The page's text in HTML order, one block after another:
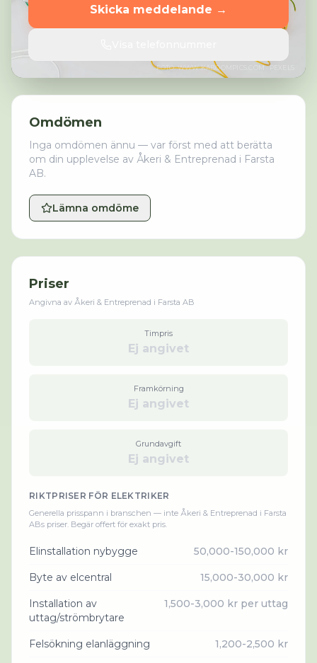
FOTO:WWW.KABOOMPICS.COM· PEXELS
Skicka meddelande →
Omdömen
Inga omdömen ännu — var först med att berätta
om din upplevelse av Åkeri & Entreprenad i Farsta
AB.
Lämna omdöme
Priser
Angivna av Åkeri & Entreprenad i Farsta AB
Timpris
Ej angivet
Framkörning
Ej angivet
Grundavgift
Ej angivet
RIKTPRISER FÖR ELEKTRIKER
Generella prisspann i branschen — inte Åkeri & Entreprenad i Farsta
ABs priser. Begär offert för exakt pris.
Elinstallation nybygge 50,000-150,000 kr
Byte av elcentral 15,000-30,000 kr
Installation av
uttag/strömbrytare
1,500-3,000 kr per uttag
Felsökning elanläggning 1,200-2,500 kr